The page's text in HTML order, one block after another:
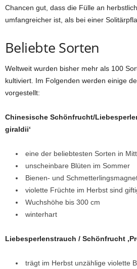
Chancen gut, dass die Fülle an
umfangreicher ist, als bei einer
Beliebte Sorten
Weltweit wurden bisher mehr als 100
kultiviert. Im Folgenden werden einige
vorgestellt:
Chinesische Schönfrucht/
giraldii‘
eine der beliebtesten Sorten in
unscheinbare Blüten im Sommer
Bienen- und
violette Früchte im Herbst sind
Wuchshöhe bis 300 cm
winterhart
Liebesperlenstrauch / Schönfrucht
trägt im Herbst unzählige violette